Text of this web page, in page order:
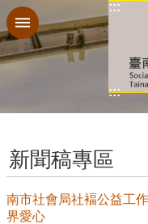
跳到主要內容區塊
:::
:::
新聞稿專區
南市社會局社褔公益工
界愛心